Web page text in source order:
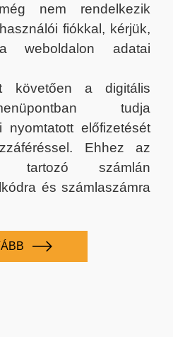
nem rendelkezik
fiókkal, kérjük,
weboldalon adatai
követően a digitális
tudja
nyomtatott előfizetését
Ehhez az
tartozó számlán
és számlaszámra